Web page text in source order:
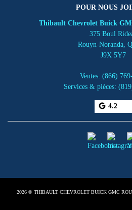
POUR NOUS
Thibault Chevrolet Buick
375 Boul
Rouyn-Noranda,
J9X 5Y7
Ventes: (866)
Services & pièces:
4.2
2026 © THIBAULT CHEVROLET BUICK GMC